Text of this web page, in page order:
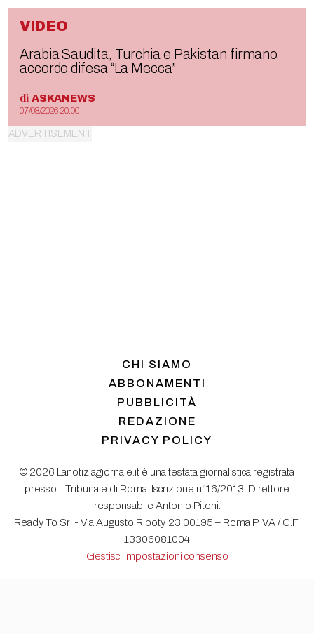
VIDEO
Arabia Saudita, Turchia e Pakistan firmano
accordo difesa “La Mecca”
di ASKANEWS
07/08/2026 20:00
CHI SIAMO
ABBONAMENTI
PUBBLICITÀ
REDAZIONE
PRIVACY POLICY
© 2026 Lanotiziagiornale.it è una testata giornalistica registrata
presso il Tribunale di Roma. Iscrizione n°16/2013. Direttore
responsabile Antonio Pitoni.
Ready To Srl - Via Augusto Riboty, 23 00195 – Roma P.IVA / C.F.
13306081004
Gestisci impostazioni consenso